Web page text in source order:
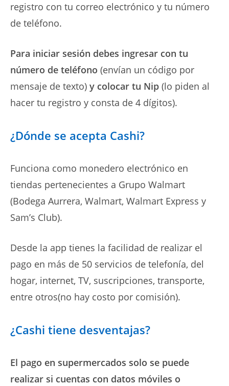
registro con tu correo electrónico y tu número
de teléfono.
Para iniciar sesión debes ingresar con tu
número de teléfono (envían un código por
mensaje de texto) y colocar tu Nip (lo piden al
hacer tu registro y consta de 4 dígitos).
¿Dónde se acepta Cashi?
Funciona como monedero electrónico en
tiendas pertenecientes a Grupo Walmart
(Bodega Aurrera, Walmart, Walmart Express y
Sam’s Club).
Desde la app tienes la facilidad de realizar el
pago en más de 50 servicios de telefonía, del
hogar, internet, TV, suscripciones, transporte,
entre otros(no hay costo por comisión).
¿Cashi tiene desventajas?
El pago en supermercados solo se puede
realizar si cuentas con datos móviles o